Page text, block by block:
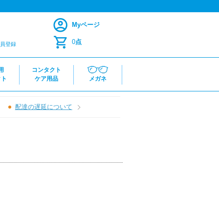
登録
Myページ
0点
コンタクト
ケア用品
メガネ
配達の遅延について